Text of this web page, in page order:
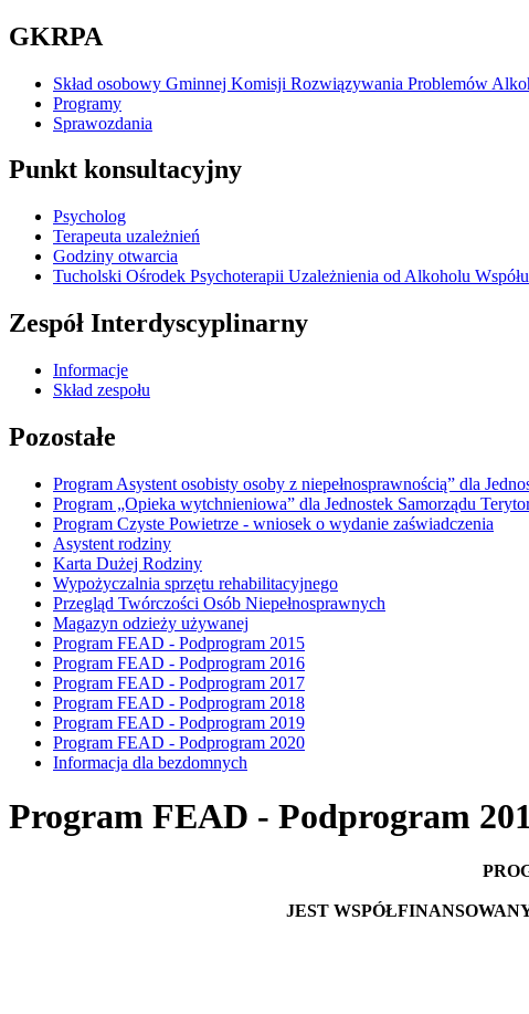
GKRPA
Skład osobowy Gminnej Komisji Rozwiązywania Problemów
Programy
Sprawozdania
Punkt konsultacyjny
Psycholog
Terapeuta uzależnień
Godziny otwarcia
Tucholski Ośrodek Psychoterapii Uzależnienia od Alkoholu
Zespół Interdyscyplinarny
Informacje
Skład zespołu
Pozostałe
Program Asystent osobisty osoby z niepełnosprawnością” dla
Program „Opieka wytchnieniowa” dla Jednostek Samorządu
Program Czyste Powietrze - wniosek o wydanie zaświadczenia
Asystent rodziny
Karta Dużej Rodziny
Wypożyczalnia sprzętu rehabilitacyjnego
Przegląd Twórczości Osób Niepełnosprawnych
Magazyn odzieży używanej
Program FEAD - Podprogram 2015
Program FEAD - Podprogram 2016
Program FEAD - Podprogram 2017
Program FEAD - Podprogram 2018
Program FEAD - Podprogram 2019
Program FEAD - Podprogram 2020
Informacja dla bezdomnych
Program FEAD - Podprogram
JEST